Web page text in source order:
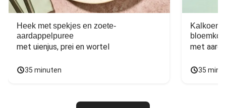
Heek met spekjes en zoete-
aardappelpuree
met uienjus, prei en wortel
35 minuten
Kalkoen
met
35